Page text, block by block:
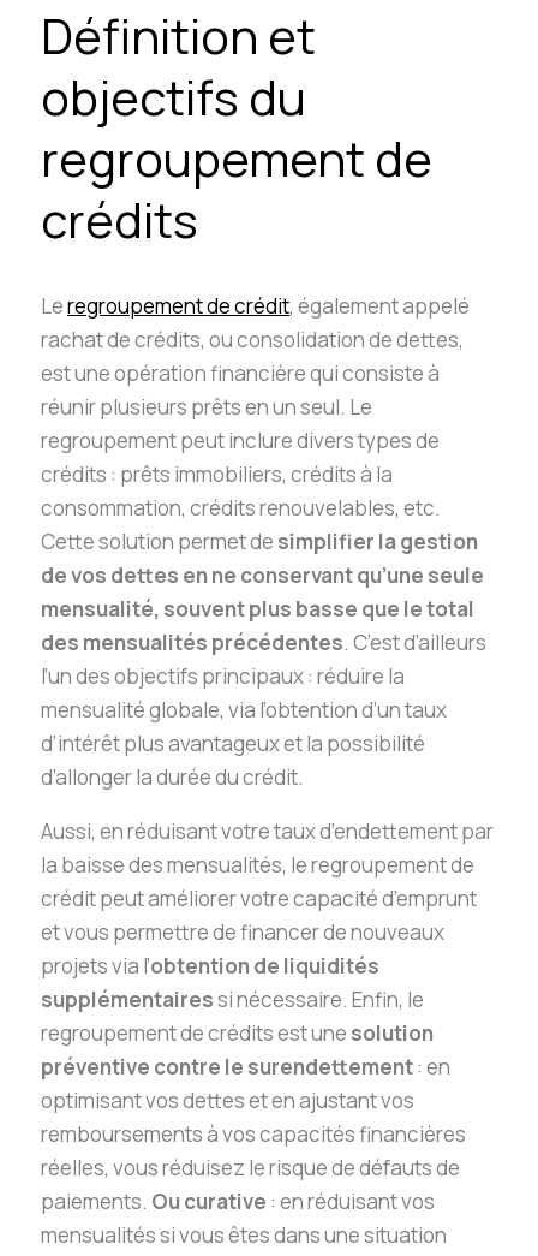
Définition et
objectifs du
regroupement de
crédits
Leregroupement de crédit, également appelé
rachat de crédits, ou consolidation de dettes,
est une opération financière qui consiste à
réunir plusieurs prêts en un seul. Le
regroupement peut inclure divers types de
crédits : prêts immobiliers, crédits à la
consommation, crédits renouvelables, etc.
Cette solution permet de simplifier la gestion
de vos dettes en ne conservant qu’une seule
mensualité, souvent plus basse que le total
des mensualités précédentes. C’est d’ailleurs
l’un des objectifs principaux : réduire la
mensualité globale, via l’obtention d’un taux
d’intérêt plus avantageux et la possibilité
d’allonger la durée du crédit.
Aussi, en réduisant votre taux d’endettement par
la baisse des mensualités, le regroupement de
crédit peut améliorer votre capacité d’emprunt
et vous permettre de financer de nouveaux
projets via l’obtention de liquidités
supplémentairessi nécessaire. Enfin, le
regroupement de crédits est une solution
préventive contre le surendettement: en
optimisant vos dettes et en ajustant vos
remboursements à vos capacités financières
réelles, vous réduisez le risque de défauts de
paiements. Ou curative : en réduisant vos
mensualités si vous êtes dans une situation